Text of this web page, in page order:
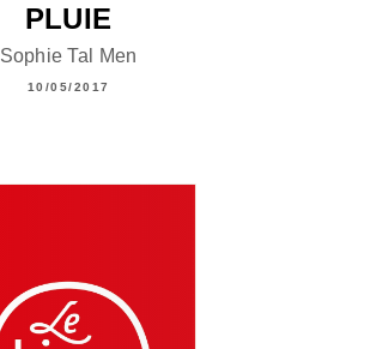
PLUIE
Sophie Tal Men
10/05/2017